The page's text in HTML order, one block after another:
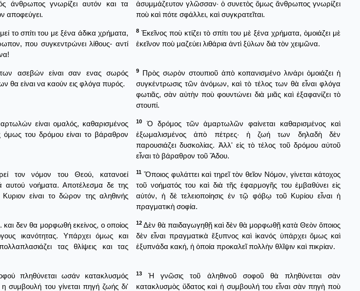
άνθρωπος γνωρίζει αυτόν και τα
αποφεύγει.
ἀσυμμάζευτον γλῶσσαν· ὁ συνετὸς ὅμως ἄνθρωπος γνωρίζει
ποὺ καὶ πότε σφάλλει, καὶ συγκρατεῖται.
το σπίτι του με ξένα άδικα χρήματα,
που συγκεντρώνει λίθους- αντί
8 Ἐκεῖνος ποὺ κτίζει τὸ σπίτι του μὲ ξένα χρήματα, ὁμοιάζει μὲ
ἐκεῖνον ποὺ μαζεύει λιθάρια ἀντὶ ξύλων διὰ τὸν χειμῶνα.
ασεβών είναι σαν ενας σωρός
θα είναι να καούν εις φλόγα πυρός.
9
Πρὸς σωρὸν στουπιοῦ ἀπὸ κοπανισμένο λινάρι ὁμοιάζει ἡ
συγκέντρωσις τῶν ἀνόμων, καὶ τὸ τέλος των θὰ εἶναι φλόγα
φωτιᾶς, σὰν αὐτὴν ποὺ φουντώνει διὰ μιᾶς καὶ ἐξαφανίζει τὸ
στουπί.
είναι ομαλός, καθαρισμένος
όμως του δρόμου είναι το βάραθρον
10
Ὁ δρόμος τῶν ἁμαρτωλῶν φαίνεται καθαρισμένος καὶ
ἐξωμαλισμένος ἀπὸ πέτρες· ἡ ζωή των δηλαδὴ δὲν
παρουσιάζει δυσκολίας. Ἀλλ' εἰς τὸ τέλος τοῦ δρόμου αὐτοῦ
εἶναι τὸ βάραθρον τοῦ Ἅδου.
τον νόμον του Θεού, κατανοεί
αυτού νοήματα. Αποτέλεσμα δε της
είναι το δώρον της αληθινής
11 Ὄποιος φυλάττει καὶ τηρεῖ τὸν θεῖον Νόμον, γίνεται κάτοχος
τοῦ νοήματός του καὶ διὰ τῆς ἐφαρμογῆς του ἐμβαθύνει εἰς
αὐτόν, ἡ δὲ τελειοποίησις ἐν τῷ φόβῳ τοῦ Κυρίου εἶναι ἡ
πραγματικὴ σοφία.
και δεν θα μορφωθή εκείνος, ο οποίος
ικανότητας. Υπάρχει όμως και
τας θλίψεις και τας
12 Δὲν θὰ παιδαγωγηθῇ καὶ δὲν θὰ μορφωθῇ κατὰ Θεὸν ὅποιος
δὲν εἶναι πραγματικὰ ἔξυπνος καὶ ἱκανός ὑπάρχει ὅμως καὶ
ἐξυπνάδα κακή, ἡ ὁποία προκαλεῖ πολλὴν θλῖψιν καὶ πικρίαν.
πληθύνεται ωσάν κατακλυσμός
συμβουλή του γίνεται πηγή ζωής δι'
13
Ἡ γνῶσις τοῦ ἀληθινοῦ σοφοῦ θὰ πληθύνεται σὰν
κατακλυσμὸς ὕδατος καὶ ἡ συμβουλή του εἶναι σὰν πηγὴ ποὺ